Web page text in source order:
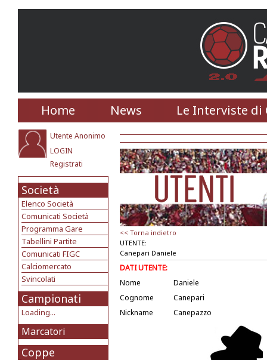
Home News Le Interviste di
Utente Anonimo
LOGIN
Registrati
Società
Elenco Società
Comunicati Società
Programma Gare
Tabellini Partite
Comunicati FIGC
Calciomercato
Svincolati
Campionati
Loading...
Marcatori
Coppe
<< Torna indietro
UTENTE:
Canepari Daniele
DATI UTENTE:
Nome
Daniele
Cognome
Canepari
Nickname
Canepazzo